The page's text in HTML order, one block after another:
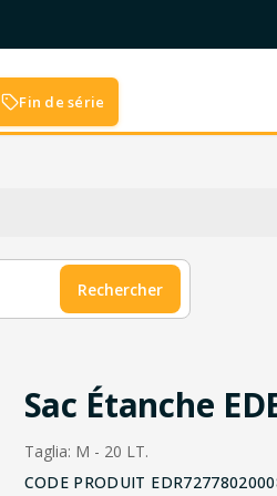
Fin de série
Rechercher
Sac Étanche
Taglia: M - 20 LT.
CODE PRODUIT